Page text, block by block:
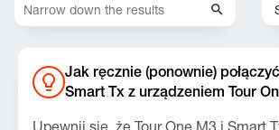
Jak ręcznie (ponownie)
Smart Tx z urządzeniem Tour
Upewnij się, że Tour One M3 i Smart